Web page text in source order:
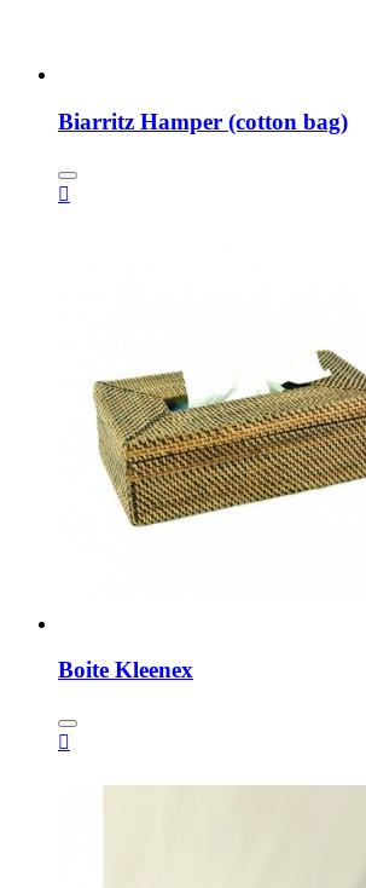
Biarritz Hamper (cotton bag)

Boite Kleenex
